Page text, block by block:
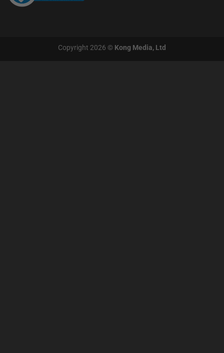
Copyright 2026 © Kong Media, Ltd